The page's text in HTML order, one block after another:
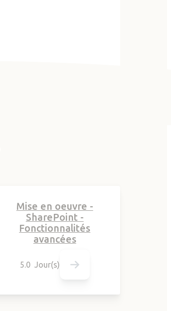
Mise en oeuvre -
SharePoint -
Fonctionnalités
avancées
5.0 Jour(s)